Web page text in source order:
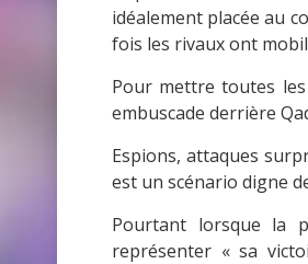
idéalement placée au
fois les rivaux ont
Pour mettre toutes
embuscade derrière
Espions, attaques
est un scénario digne
Pourtant lorsque la
représenter « sa